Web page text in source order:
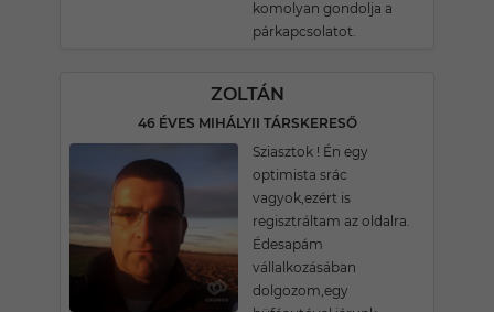
komolyan gondolja a
párkapcsolatot.
ZOLTÁN
46 ÉVES MIHÁLYII TÁRSKERESŐ
Sziasztok ! Én egy
optimista srác
vagyok,ezért is
regisztráltam az oldalra.
Édesapám
vállalkozásában
dolgozom,egy